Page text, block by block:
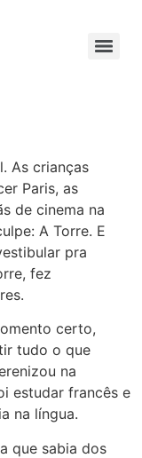
As crianças
Paris, as
de cinema na
A Torre. E
pra
fez
certo,
tudo o que
na
estudar francês e
na língua.
que sabia dos